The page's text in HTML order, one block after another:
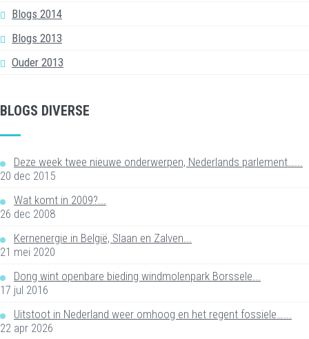
Blogs 2014
Blogs 2013
Ouder 2013
BLOGS DIVERSE
Deze week twee nieuwe onderwerpen, Nederlands parlement…...
20 dec 2015
Wat komt in 2009?...
26 dec 2008
Kernenergie in België, Slaan en Zalven...
21 mei 2020
Dong wint openbare bieding windmolenpark Borssele...
17 jul 2016
Uitstoot in Nederland weer omhoog en het regent fossiele…...
22 apr 2026